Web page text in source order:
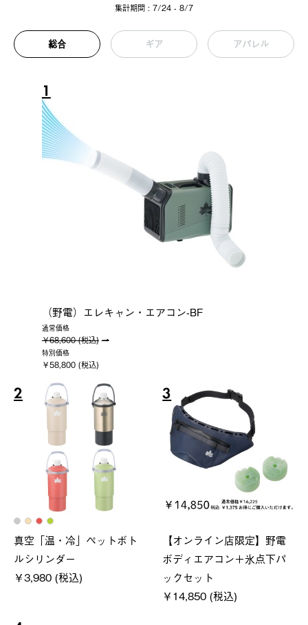
集計期間 : 7/24 - 8/7
総合 ギア アパレル
1
（野電）エレキャン・エアコン-BF
通常価格
￥68,600 (税込)
特別価格
￥58,800 (税込)
2
真空「温・冷」ペットボト
ルシリンダー
￥3,980 (税込)
3
【オンライン店限定】野電
ボディエアコン＋氷点下パ
ックセット
￥14,850 (税込)